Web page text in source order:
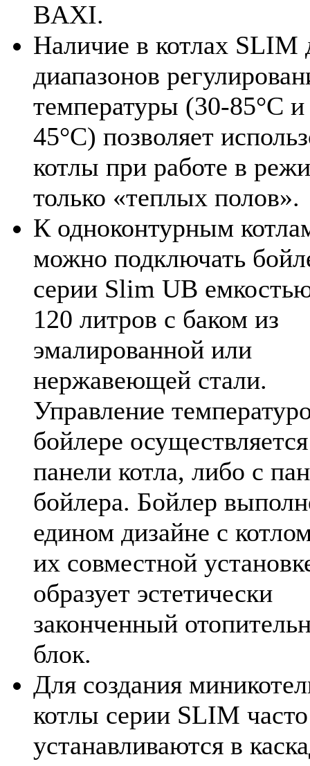
BAXI.
Наличие в котлах SLIM
диапазонов
температуры (30-85°С
45°С) позволяет
котлы при работе в
только «теплых полов».
К одноконтурным
можно подключать
серии Slim UB
120 литров с баком из
эмалированной или
нержавеющей стали.
Управление
бойлере
панели котла, либо с
бойлера. Бойлер
едином дизайне с
их совместной
образует эстетически
законченный
блок.
Для создания
котлы серии SLIM часто
устанавливаются в